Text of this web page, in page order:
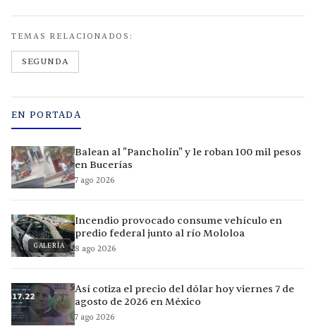
TEMAS RELACIONADOS:
SEGUNDA
EN PORTADA
Balean al "Pancholín" y le roban 100 mil pesos
en Bucerías
7 ago 2026
GALERÍA
Incendio provocado consume vehículo en
predio federal junto al río Mololoa
8 ago 2026
Así cotiza el precio del dólar hoy viernes 7 de
agosto de 2026 en México
7 ago 2026